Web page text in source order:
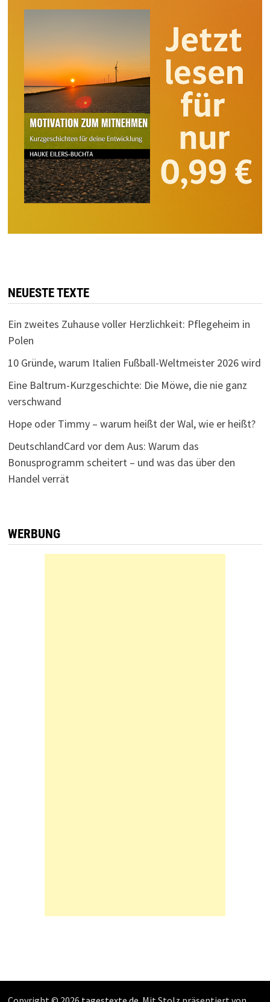
NEUESTE TEXTE
Ein zweites Zuhause voller Herzlichkeit: Pflegeheim in
Polen
10 Gründe, warum Italien Fußball-Weltmeister 2026 wird
Eine Baltrum-Kurzgeschichte: Die Möwe, die nie ganz
verschwand
Hope oder Timmy – warum heißt der Wal, wie er heißt?
DeutschlandCard vor dem Aus: Warum das
Bonusprogramm scheitert – und was das über den
Handel verrät
WERBUNG